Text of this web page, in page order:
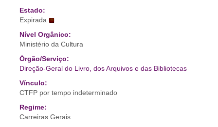
Estado:
Expirada
Nível Orgânico:
Ministério da Cultura
Órgão/Serviço:
Direção-Geral do Livro, dos Arquivos e das Bibliotecas
Vínculo:
CTFP por tempo indeterminado
Regime:
Carreiras Gerais